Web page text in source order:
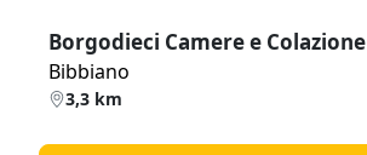
Borgodieci Camere e Colazione
Bibbiano
3,3 km